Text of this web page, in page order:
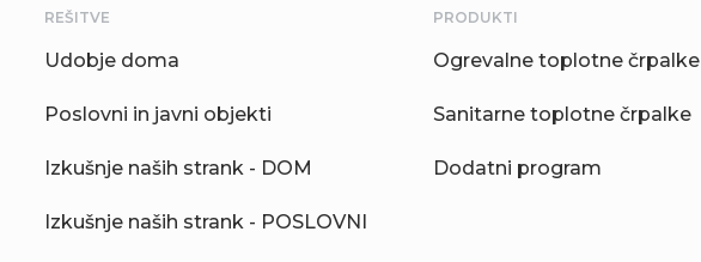
REŠITVE
Udobje doma
Poslovni in javni objekti
Izkušnje naših strank - DOM
Izkušnje naših strank - POSLOVNI
PRODUKTI
Ogrevalne toplotne črpalke
Sanitarne toplotne črpalke
Dodatni program